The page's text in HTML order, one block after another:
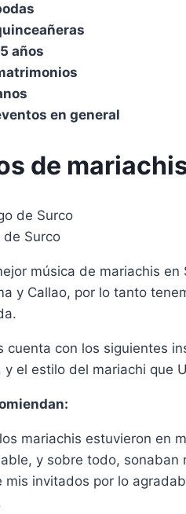
años
en general
de
de Surco
música de mariachis
y Callao, por lo tanto
cuenta con los siguientes
el estilo del mariachi que
mariachis estuvieron
y sobre todo,
invitados por lo